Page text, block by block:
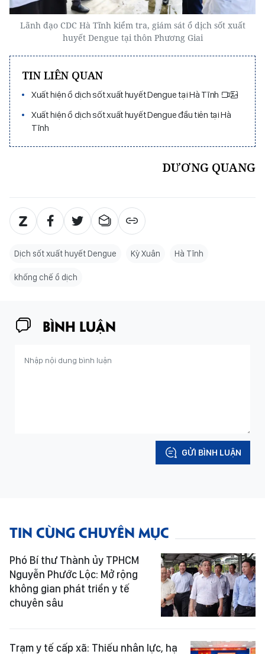
Lãnh đạo CDC Hà Tĩnh kiểm tra, giám sát ổ dịch sốt xuất
huyết Dengue tại thôn Phương Giai
TIN LIÊN QUAN
Xuất hiện ổ dịch sốt xuất huyết Dengue tại Hà Tĩnh
Xuất hiện ổ dịch sốt xuất huyết Dengue đầu tiên tại Hà
Tĩnh
DƯƠNG QUANG
Dịch sốt xuất huyết Dengue Kỳ Xuân Hà Tĩnh
khống chế ổ dịch
BÌNH LUẬN
GỬI BÌNH LUẬN
TIN CÙNG CHUYÊN MỤC
Phó Bí thư Thành ủy TPHCM
Nguyễn Phước Lộc: Mở rộng
không gian phát triển y tế
chuyên sâu
Trạm y tế cấp xã: Thiếu nhân lực, hạ